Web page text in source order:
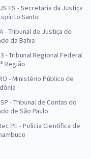
ES - Secretaria da Justiça
Santo
- Tribunal de Justiça do
da Bahia
3 - Tribunal Regional Federal
Região
- Ministério Público de
SP - Tribunal de Contas do
de São Paulo
PE - Polícia Científica de